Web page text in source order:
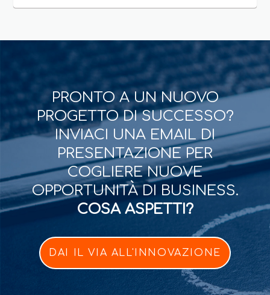
PRONTO A UN NUOVO
PROGETTO DI SUCCESSO?
INVIACI UNA EMAIL DI
PRESENTAZIONE PER
COGLIERE NUOVE
OPPORTUNITÀ DI BUSINESS.
COSA ASPETTI?
DAI IL VIA ALL'INNOVAZIONE